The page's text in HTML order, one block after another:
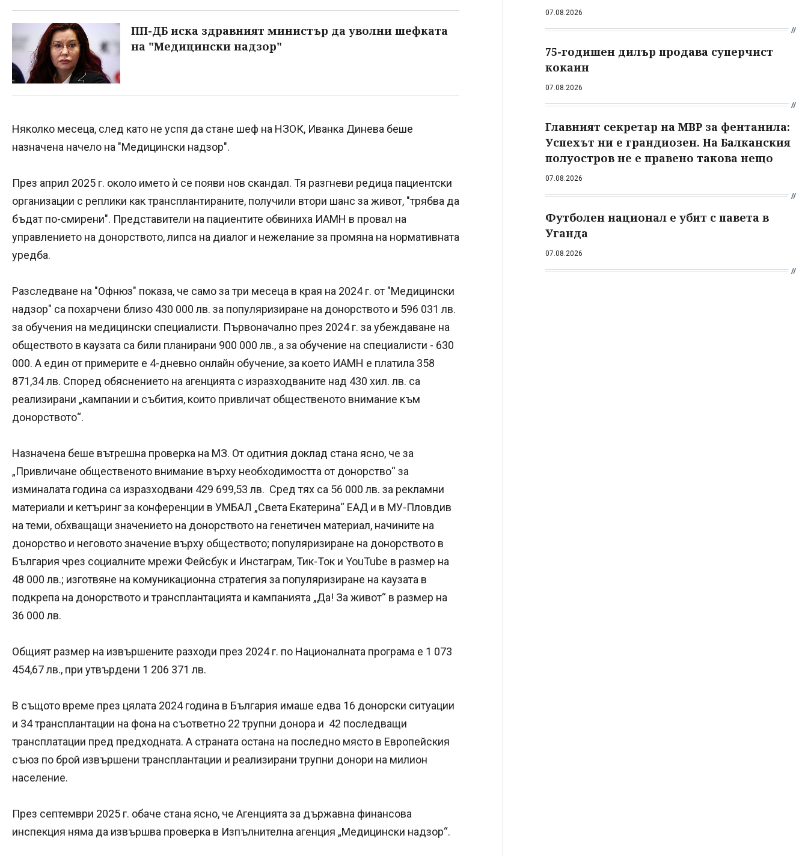
ПП-ДБ иска здравният министър да уволни шефката
на "Медицински надзор"
Няколко месеца, след като не успя да стане шеф на НЗОК, Иванка Динева беше
назначена начело на "Медицински надзор".
През април 2025 г. около името ѝ се появи нов скандал. Тя разгневи редица пациентски
организации с реплики как трансплантираните, получили втори шанс за живот, "трябва да
бъдат по-смирени". Представители на пациентите обвиниха ИАМН в провал на
управлението на донорството, липса на диалог и нежелание за промяна на нормативната
уредба.
Разследване на "Офнюз" показа, че само за три месеца в края на 2024 г. от "Медицински
надзор" са похарчени близо 430 000 лв. за популяризиране на донорството и 596 031 лв.
за обучения на медицински специалисти. Първоначално през 2024 г. за убеждаване на
обществото в каузата са били планирани 900 000 лв., а за обучение на специалисти - 630
000. А един от примерите е 4-дневно онлайн обучение, за което ИАМН е платила 358
871,34 лв. Според обяснението на агенцията с изразходваните над 430 хил. лв. са
реализирани „кампании и събития, които привличат общественото внимание към
донорството“.
Назначена беше вътрешна проверка на МЗ. От одитния доклад стана ясно, че за
„Привличане общественото внимание върху необходимостта от донорство“ за
изминалата година са изразходвани 429 699,53 лв. Сред тях са 56 000 лв. за рекламни
материали и кетъринг за конференции в УМБАЛ „Света Екатерина“ ЕАД и в МУ-Пловдив
на теми, обхващащи значението на донорството на генетичен материал, начините на
донорство и неговото значение върху обществото; популяризиране на донорството в
България чрез социалните мрежи Фейсбук и Инстаграм, Тик-Ток и YouTube в размер на
48 000 лв.; изготвяне на комуникационна стратегия за популяризиране на каузата в
подкрепа на донорството и трансплантацията и кампанията „Да! За живот“ в размер на
36 000 лв.
Общият размер на извършените разходи през 2024 г. по Националната програма е 1 073
454,67 лв., при утвърдени 1 206 371 лв.
В същото време през цялата 2024 година в България имаше едва 16 донорски ситуации
и 34 трансплантации на фона на съответно 22 трупни донора и 42 последващи
трансплатации пред предходната. А страната остана на последно място в Европейския
съюз по брой извършени трансплантации и реализирани трупни донори на милион
население.
През септември 2025 г. обаче стана ясно, че Агенцията за държавна финансова
инспекция няма да извършва проверка в Изпълнителна агенция „Медицински надзор“.
07.08.2026
75-годишен дилър продава суперчист
кокаин
07.08.2026
Главният секретар на МВР за фентанила:
Успехът ни е грандиозен. На Балканския
полуостров не е правено такова нещо
07.08.2026
Футболен национал е убит с павета в
Уганда
07.08.2026